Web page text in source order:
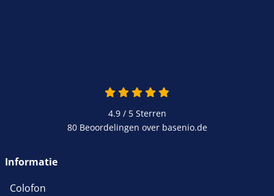
4.9 / 5Sterren
80 Beoordelingen over basenio.de
Informatie
Colofon